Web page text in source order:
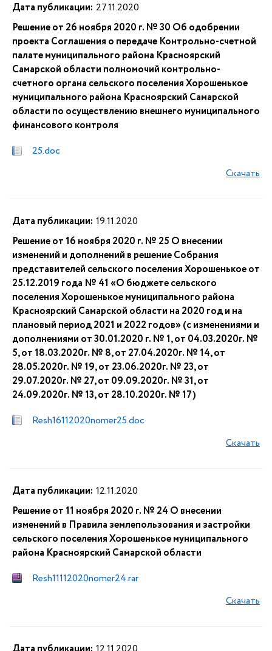
Дата публикации: 27.11.2020
Решение от 26 ноября 2020 г. № 30 Об одобрении
проекта Соглашения о передаче Контрольно-счетной
палате муниципального района Красноярский
Самарской области полномочий контрольно-
счетного органа сельского поселения Хорошенькое
муниципального района Красноярский Самарской
области по осуществлению внешнего муниципального
финансового контроля
25.doc
Скачать
Дата публикации: 19.11.2020
Решение от 16 ноября 2020 г. № 25 О внесении
изменений и дополнений в решение Собрания
представителей сельского поселения Хорошенькое от
25.12.2019 года № 41 «О бюджете сельского
поселения Хорошенькое муниципального района
Красноярский Самарской области на 2020 год и на
плановый период 2021 и 2022 годов» (с изменениями и
дополнениями от 30.01.2020 г. № 1, от 04.03.2020г. №
5, от 18.03.2020г. № 8, от 27.04.2020г. № 14, от
28.05.2020г. № 19, от 23.06.2020г. № 23, от
29.07.2020г. № 27, от 09.09.2020г. № 31, от
24.09.2020г. № 13, от 28.10.2020г. № 17)
Resh16112020nomer25.doc
Скачать
Дата публикации: 12.11.2020
Решение от 11 ноября 2020 г. № 24 О внесении
изменений в Правила землепользования и застройки
сельского поселения Хорошенькое муниципального
района Красноярский Самарской области
Resh11112020nomer24.rar
Скачать